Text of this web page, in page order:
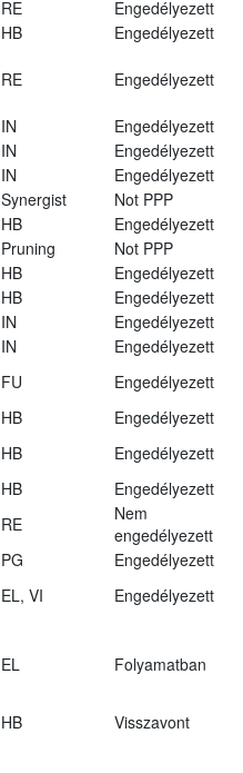
RE
Engedélyezett
HB
Engedélyezett
RE Engedélyezett
IN
Engedélyezett
IN
Engedélyezett
IN
Engedélyezett
Synergist
Not PPP
HB
Engedélyezett
Pruning
Not PPP
HB
Engedélyezett
HB
Engedélyezett
IN
Engedélyezett
IN
Engedélyezett
FU
Engedélyezett
HB
Engedélyezett
HB
Engedélyezett
HB
Engedélyezett
RE
Nem
engedélyezett
PG
Engedélyezett
EL, VI
Engedélyezett
EL Folyamatban
HB
Visszavont